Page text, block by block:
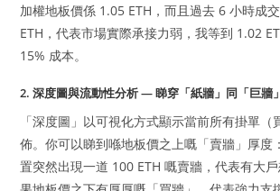
加權地板價係 1.05 ETH，而且過去 6 小時成
ETH，代表市場實際承接力弱，我等到 1.02
15% 成本。
2. 深度圖與流動性分析 — 睇穿「紙牆」同「巨牆」
「深度圖」以可視化方式顯示當前所有掛單（
佈。你可以睇到喺地板價之上嘅「賣牆」厚度
置突然出現一道 100 ETH 嘅賣牆，代表有大